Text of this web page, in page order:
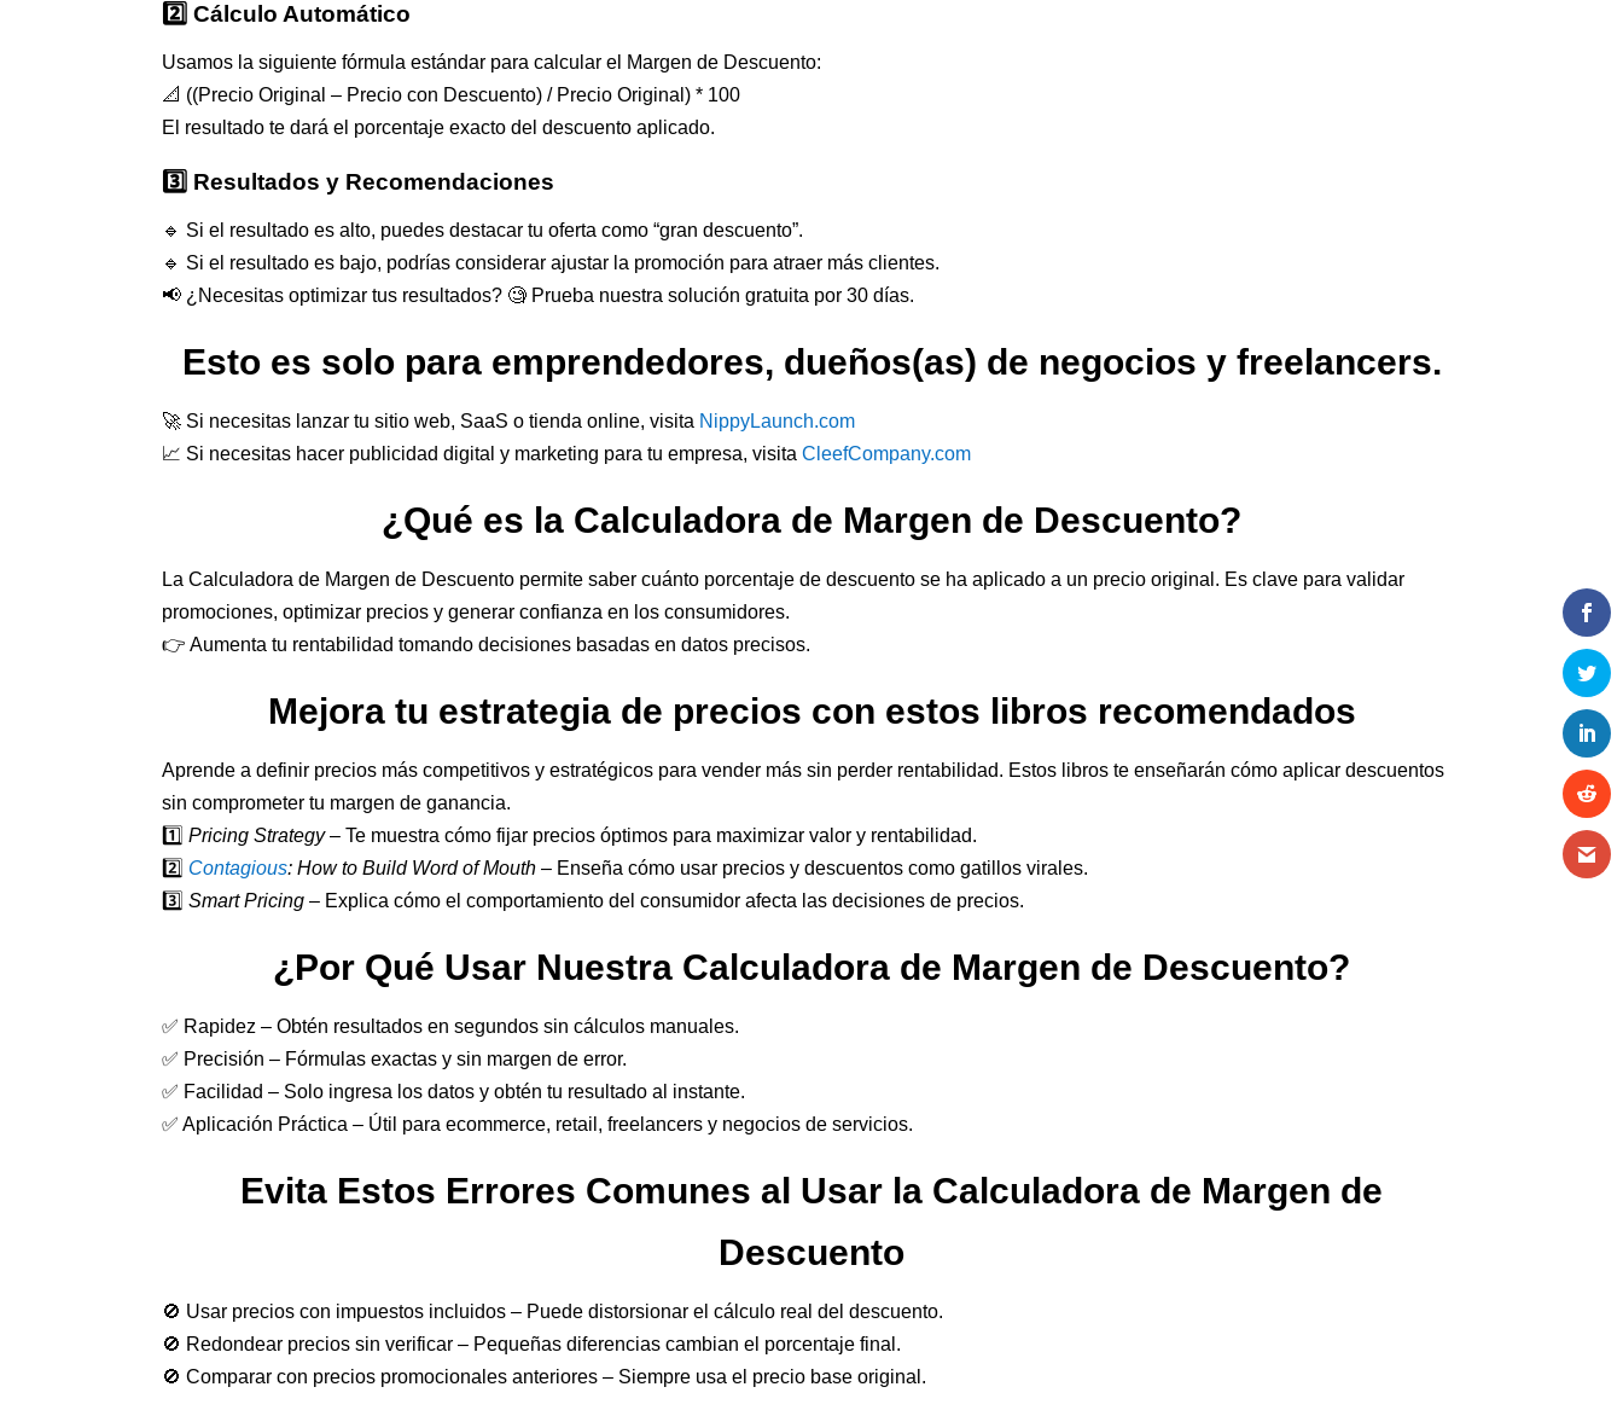
2️⃣ Cálculo Automático
Usamos la siguiente fórmula estándar para calcular el Margen de Descuento:
📐 ((Precio Original – Precio con Descuento) / Precio Original) * 100
El resultado te dará el porcentaje exacto del descuento aplicado.
3️⃣ Resultados y Recomendaciones
🔹 Si el resultado es alto, puedes destacar tu oferta como “gran descuento”.
🔹 Si el resultado es bajo, podrías considerar ajustar la promoción para atraer más clientes.
📢 ¿Necesitas optimizar tus resultados? 🧐 Prueba nuestra solución gratuita por 30 días.
Esto es solo para emprendedores, dueños(as) de negocios y freelancers.
🚀 Si necesitas lanzar tu sitio web, SaaS o tienda online, visita NippyLaunch.com
📈 Si necesitas hacer publicidad digital y marketing para tu empresa, visita CleefCompany.com
¿Qué es la Calculadora de Margen de Descuento?
La Calculadora de Margen de Descuento permite saber cuánto porcentaje de descuento se ha aplicado a un precio original. Es clave para validar
promociones, optimizar precios y generar confianza en los consumidores.
👉 Aumenta tu rentabilidad tomando decisiones basadas en datos precisos.
Mejora tu estrategia de precios con estos libros recomendados
Aprende a definir precios más competitivos y estratégicos para vender más sin perder rentabilidad. Estos libros te enseñarán cómo aplicar descuentos
sin comprometer tu margen de ganancia.
1️⃣Pricing Strategy– Te muestra cómo fijar precios óptimos para maximizar valor y rentabilidad.
2️⃣ Contagious: How to Build Word of Mouth – Enseña cómo usar precios y descuentos como gatillos virales.
3️⃣Smart Pricing – Explica cómo el comportamiento del consumidor afecta las decisiones de precios.
¿Por Qué Usar Nuestra Calculadora de Margen de Descuento?
✅ Rapidez – Obtén resultados en segundos sin cálculos manuales.
✅ Precisión – Fórmulas exactas y sin margen de error.
✅ Facilidad – Solo ingresa los datos y obtén tu resultado al instante.
✅ Aplicación Práctica – Útil para ecommerce, retail, freelancers y negocios de servicios.
Evita Estos Errores Comunes al Usar la Calculadora de Margen de
Descuento
🚫 Usar precios con impuestos incluidos – Puede distorsionar el cálculo real del descuento.
🚫 Redondear precios sin verificar – Pequeñas diferencias cambian el porcentaje final.
🚫 Comparar con precios promocionales anteriores – Siempre usa el precio base original.